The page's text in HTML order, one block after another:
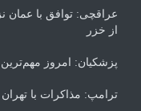
از خزر
پزشکیان: امروز
ترامپ: مذاکرات با